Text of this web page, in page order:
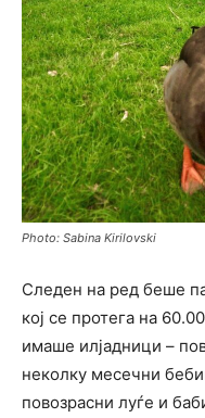
Photo: Sabina Kirilovski
Следен на ред беше
кој се протега на
имаше илјадници –
неколку месечни
повозрасни луѓе и